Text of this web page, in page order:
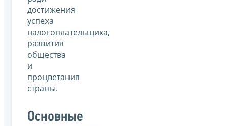
достижения
успеха
налогоплательщика,
развития
общества
и
процветания
страны.
Основные